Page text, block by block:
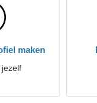
maken
jezelf